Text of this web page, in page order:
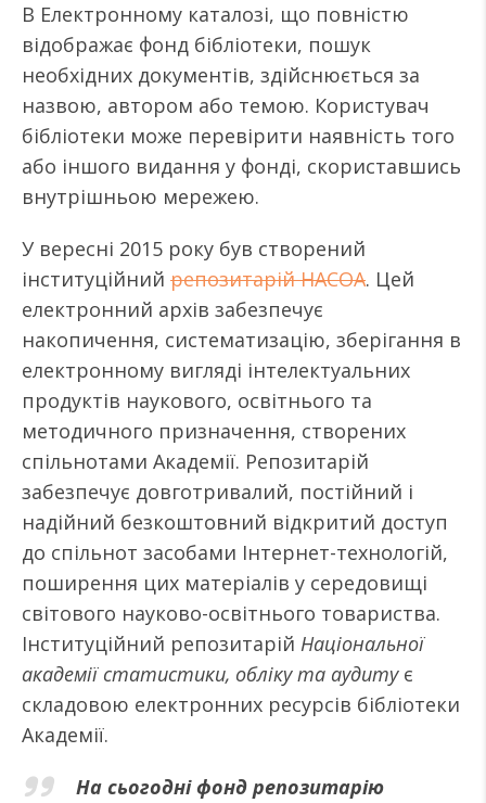
В Електронному каталозі, що повністю
відображає фонд бібліотеки, пошук
необхідних документів, здійснюється за
назвою, автором або темою. Користувач
бібліотеки може перевірити наявність того
або іншого видання у фонді, скориставшись
внутрішньою мережею.
У вересні 2015 року був створений
інституційний репозитарій НАСОА. Цей
електронний архів забезпечує
накопичення, систематизацію, зберігання в
електронному вигляді інтелектуальних
продуктів наукового, освітнього та
методичного призначення, створених
спільнотами Академії. Репозитарій
забезпечує довготривалий, постійний і
надійний безкоштовний відкритий доступ
до спільнот засобами Інтернет-технологій,
поширення цих матеріалів у середовищі
світового науково-освітнього товариства.
Інституційний репозитарій Національної
академії статистики, обліку та аудитує
складовою електронних ресурсів бібліотеки
Академії.
На сьогодні фонд репозитарію